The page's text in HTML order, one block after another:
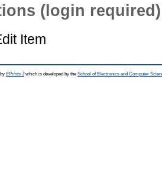
(login required)
Item
EPrints 3which is developed by the School of Electronics and Computer